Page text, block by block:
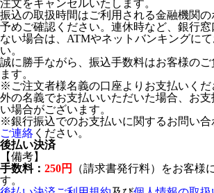
注文をキャンセルいたします。
振込の取扱時間はご利用される金融機関
予めご確認ください。連休時など、銀行窓
ない場合は、ATMやネットバンキングに
い。
誠に勝手ながら、振込手数料はお客様の
ます。
※ご注文者様名義の口座よりお支払いくだ
外の名義でお支払いいただいた場合、お
い場合がございます。
※銀行振込でのお支払いに関するお問い合
ご連絡 ください。
後払い決済
【備考】
手数料： 250円
（請求書発行料）をお客様
す。